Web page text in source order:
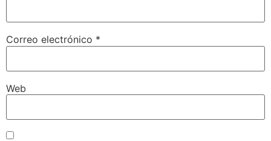
Correo electrónico *
Web